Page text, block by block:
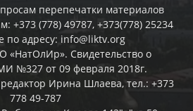
перепечатки материалов
+373 (778) 49787, +373(778) 25234
по адресу: info@liktv.org
«НатОлИр». Свидетельство о
№327 от 09 февраля 2018г.
Ирина Шлаева, тел.: +373
778 49-787